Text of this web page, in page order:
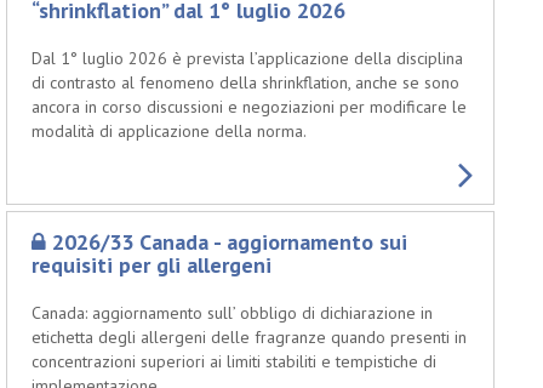
“shrinkflation” dal 1° luglio 2026
Dal 1° luglio 2026 è prevista l’applicazione della disciplina
di contrasto al fenomeno della shrinkflation, anche se sono
ancora in corso discussioni e negoziazioni per modificare le
modalità di applicazione della norma.
2026/33 Canada - aggiornamento sui
requisiti per gli allergeni
Canada: aggiornamento sull’ obbligo di dichiarazione in
etichetta degli allergeni delle fragranze quando presenti in
concentrazioni superiori ai limiti stabiliti e tempistiche di